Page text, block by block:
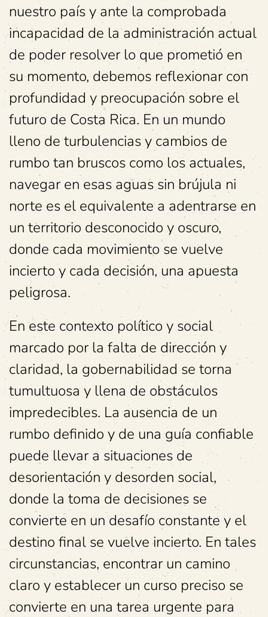
nuestro país y ante la comprobada
incapacidad de la administración actual
de poder resolver lo que prometió en
su momento, debemos reflexionar con
profundidad y preocupación sobre el
futuro de Costa Rica. En un mundo
lleno de turbulencias y cambios de
rumbo tan bruscos como los actuales,
navegar en esas aguas sin brújula ni
norte es el equivalente a adentrarse en
un territorio desconocido y oscuro,
donde cada movimiento se vuelve
incierto y cada decisión, una apuesta
peligrosa.
En este contexto político y social
marcado por la falta de dirección y
claridad, la gobernabilidad se torna
tumultuosa y llena de obstáculos
impredecibles. La ausencia de un
rumbo definido y de una guía confiable
puede llevar a situaciones de
desorientación y desorden social,
donde la toma de decisiones se
convierte en un desafío constante y el
destino final se vuelve incierto. En tales
circunstancias, encontrar un camino
claro y establecer un curso preciso se
convierte en una tarea urgente para